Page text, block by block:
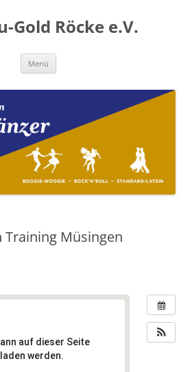
Gold Röcke e.V.
Menü
Training Müsingen
auf dieser Seite
werden.